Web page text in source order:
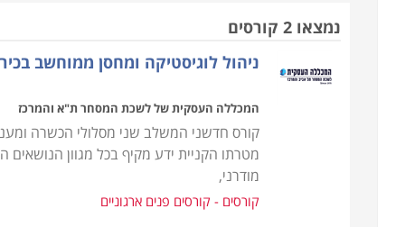
הקורס אינו מצריך כל ידע מוקדם ועל כן מתאים הן
להשתלב במערך הלוגיסטי בחברה שכן, מדובר במקצוע
מקצועית מצליחה ורווחית וזאת תוך זמן קצר יחסית.
לימודי קורס ניהול מחסן ממוחשב מתאימים גם
מעמיק יותר על ההתנהלות בחברה, שכן המלאי מהווה
לרווחים כמו גם להפך, ניהול לקוי יכול לגרום נזקים
נמצאו 2 קורסים
ניהול לוגיסטיקה ומחסן ממוחשב בכיר
המכללה העסקית של לשכת המסחר ת"א והמרכז
קורס חדשני המשלב שני מסלולי הכשרה
מטרתו הקניית ידע מקיף בכל מגוון
מודרני,
קורסים - קורסים פנים ארגוניים